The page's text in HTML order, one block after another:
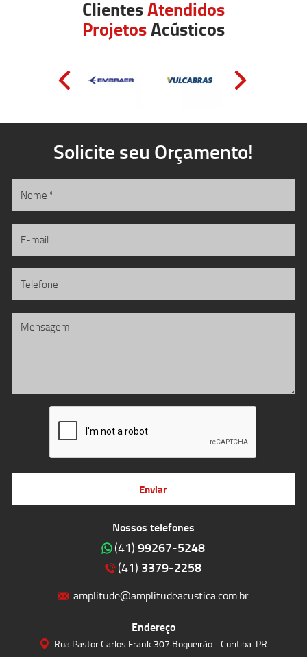
ClientesAtendidos
ProjetosAcústicos
Nossos telefones
(41) 99267-5248
(41) 3379-2258
amplitude@amplitudeacustica.com.br
Endereço
Rua Pastor Carlos Frank 307 Boqueirão - Curitiba-PR
Solicite seu Orçamento!
Enviar